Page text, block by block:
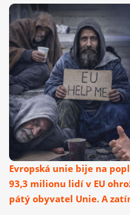
Evropská unie bije na
93,3 milionu lidí v EU
pátý obyvatel Unie. A